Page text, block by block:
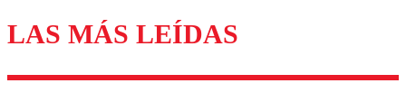
Enviar comentario
LAS MÁS LEÍDAS